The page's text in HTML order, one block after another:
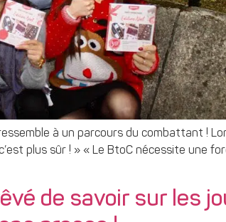
à un parcours du combattant !
plus sûr ! » « Le BtoC nécessite une
de savoir sur les